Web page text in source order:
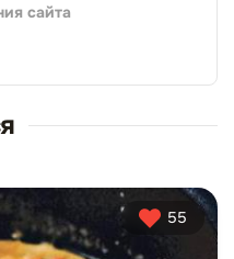
сайта
55